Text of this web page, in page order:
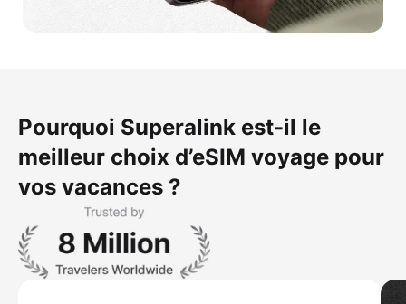
Pourquoi Superalink est-il le
meilleur choix d’eSIM voyage pour
vos vacances ?